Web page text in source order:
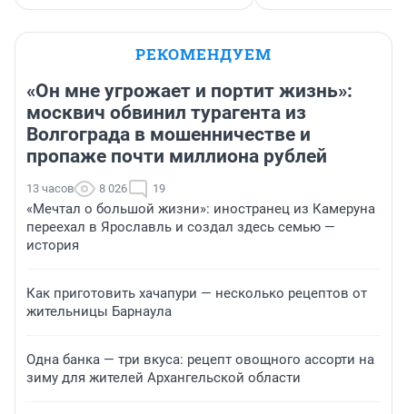
РЕКОМЕНДУЕМ
«Он мне угрожает и портит жизнь»:
москвич обвинил турагента из
Волгограда в мошенничестве и
пропаже почти миллиона рублей
13 часов 8 026 19
«Мечтал о большой жизни»: иностранец из Камеруна
переехал в Ярославль и создал здесь семью —
история
Как приготовить хачапури — несколько рецептов от
жительницы Барнаула
Одна банка — три вкуса: рецепт овощного ассорти на
зиму для жителей Архангельской области